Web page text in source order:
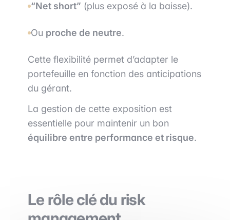
“Net short” (plus exposé à la baisse).
Ou proche de neutre.
Cette flexibilité permet d’adapter le
portefeuille en fonction des anticipations
du gérant.
La gestion de cette exposition est
essentielle pour maintenir un bon
équilibre entre performance et risque.
Le rôle clé du risk